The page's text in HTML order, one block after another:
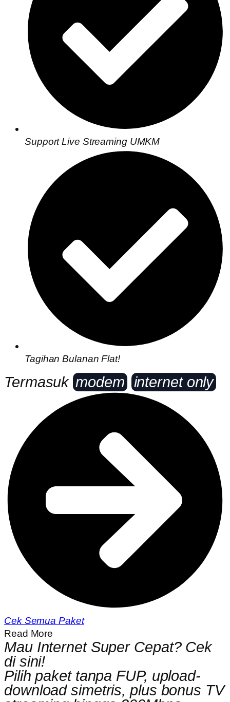
Support Live Streaming UMKM
Tagihan Bulanan Flat!
Termasukmodem internet only
Cek Semua Paket
Read More
Mau Internet Super Cepat? Cek
di sini!
Pilih paket tanpa FUP, upload-
download simetris, plus bonus TV